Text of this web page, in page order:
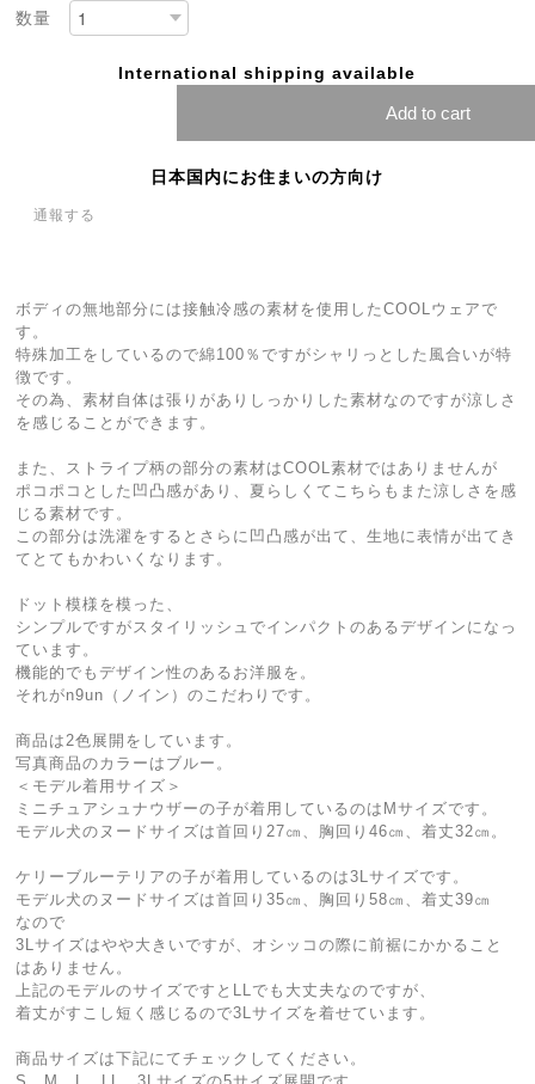
数量
International shipping available
Add to cart
日本国内にお住まいの方向け
通報する
ボディの無地部分には接触冷感の素材を使用したCOOLウェアで
す。
特殊加工をしているので綿100％ですがシャリっとした風合いが特
徴です。
その為、素材自体は張りがありしっかりした素材なのですが涼しさ
を感じることができます。
また、ストライプ柄の部分の素材はCOOL素材ではありませんが
ポコポコとした凹凸感があり、夏らしくてこちらもまた涼しさを感
じる素材です。
この部分は洗濯をするとさらに凹凸感が出て、生地に表情が出てき
てとてもかわいくなります。
ドット模様を模った、
シンプルですがスタイリッシュでインパクトのあるデザインになっ
ています。
機能的でもデザイン性のあるお洋服を。
それがn9un（ノイン）のこだわりです。
商品は2色展開をしています。
写真商品のカラーはブルー。
＜モデル着用サイズ＞
ミニチュアシュナウザーの子が着用しているのはMサイズです。
モデル犬のヌードサイズは首回り27㎝、胸回り46㎝、着丈32㎝。
ケリーブルーテリアの子が着用しているのは3Lサイズです。
モデル犬のヌードサイズは首回り35㎝、胸回り58㎝、着丈39㎝
なので
3Lサイズはやや大きいですが、オシッコの際に前裾にかかること
はありません。
上記のモデルのサイズですとLLでも大丈夫なのですが、
着丈がすこし短く感じるので3Lサイズを着せています。
商品サイズは下記にてチェックしてください。